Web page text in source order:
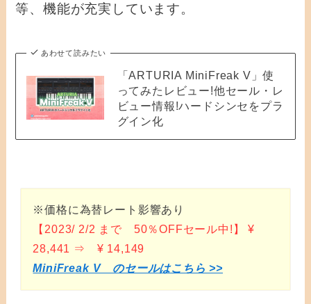
等、機能が充実しています。
あわせて読みたい
「ARTURIA MiniFreak V」使
ってみたレビュー!他セール・レ
ビュー情報!ハードシンセをプラ
グイン化
※価格に為替レート影響あり
【2023/ 2/2 まで 50％OFFセール中!】 ¥
28,441 ⇒ ¥ 14,149
MiniFreak V のセールはこちら >>